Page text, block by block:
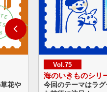
ものシリーズ 第10集
ーマはラグーン。砂地に仕込まれ